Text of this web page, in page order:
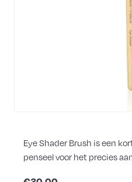
Eye Shader Brush is een
penseel voor het precies